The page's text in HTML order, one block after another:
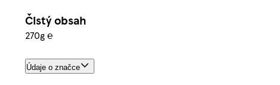
Čistý obsah
270g ℮
Údaje o značce